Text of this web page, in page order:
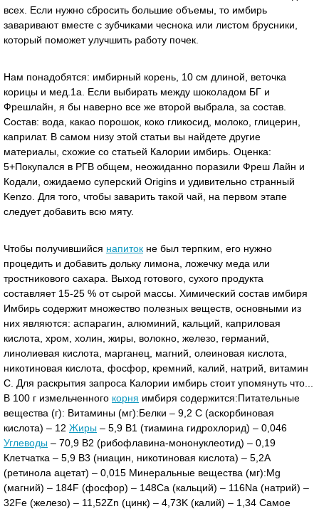
всех. Если нужно сбросить большие объемы, то имбирь
заваривают вместе с зубчиками чеснока или листом брусники,
который поможет улучшить работу почек.
Нам понадобятся: имбирный корень, 10 см длиной, веточка
корицы и мед.1а. Если выбирать между шоколадом БГ и
Фрешлайн, я бы наверно все же второй выбрала, за состав.
Состав: вода, какао порошок, коко гликосид, молоко, глицерин,
каприлат. В самом низу этой статьи вы найдете другие
материалы, схожие со статьей Калории имбирь. Оценка:
5+Покупался в РГВ общем, неожиданно поразили Фреш Лайн и
Кодали, ожидаемо суперский Origins и удивительно странный
Kenzo. Для того, чтобы заварить такой чай, на первом этапе
следует добавить всю мяту.
Чтобы получившийся напиток не был терпким, его нужно
процедить и добавить дольку лимона, ложечку меда или
тростникового сахара. Выход готового, сухого продукта
составляет 15-25 % от сырой массы. Химический состав имбиря
Имбирь содержит множество полезных веществ, основными из
них являются: аспарагин, алюминий, кальций, каприловая
кислота, хром, холин, жиры, волокно, железо, германий,
линолиевая кислота, марганец, магний, олеиновая кислота,
никотиновая кислота, фосфор, кремний, калий, натрий, витамин
С. Для раскрытия запроса Калории имбирь стоит упомянуть что...
В 100 г измельченного корня имбиря содержится:Питательные
вещества (г): Витамины (мг):Белки – 9,2 C (аскорбиновая
кислота) – 12 Жиры – 5,9 B1 (тиамина гидрохлорид) – 0,046
Углеводы – 70,9 B2 (рибофлавина-мононуклеотид) – 0,19
Клетчатка – 5,9 B3 (ниацин, никотиновая кислота) – 5,2A
(ретинола ацетат) – 0,015 Минеральные вещества (мг):Mg
(магний) – 184F (фосфор) – 148Ca (кальций) – 116Na (натрий) –
32Fe (железо) – 11,52Zn (цинк) – 4,73K (калий) – 1,34 Самое